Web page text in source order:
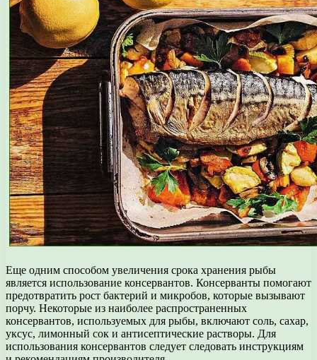
Еще одним способом увеличения срока хранения рыбы
является использование консервантов. Консерванты помогают
предотвратить рост бактерий и микробов, которые вызывают
порчу. Некоторые из наиболее распространенных
консервантов, используемых для рыбы, включают соль, сахар,
уксус, лимонный сок и антисептические растворы. Для
использования консервантов следует следовать инструкциям